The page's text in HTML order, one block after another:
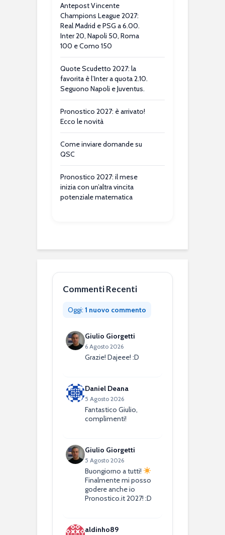
Antepost Vincente
Champions League 2027:
Real Madrid e PSG a 6.00.
Inter 20, Napoli 50, Roma
100 e Como 150
Quote Scudetto 2027: la
favorita è l’Inter a quota 2.10.
Seguono Napoli e Juventus.
Pronostico 2027: è arrivato!
Ecco le novità
Come inviare domande su
QSC
Pronostico 2027: il mese
inizia con un’altra vincita
potenziale matematica
Commenti Recenti
Oggi: 1 nuovo commento
Giulio Giorgetti
6 Agosto 2026
Grazie! Dajeee! :D
Daniel Deana
5 Agosto 2026
Fantastico Giulio,
complimenti!
Giulio Giorgetti
5 Agosto 2026
Buongiorno a tutti!
Finalmente mi posso
godere anche io
Pronostico.it 2027! :D
aldinho89